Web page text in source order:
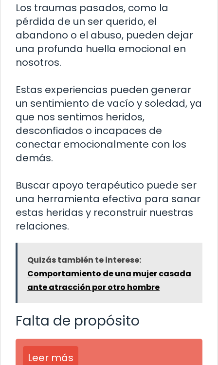
Los traumas pasados, como la
pérdida de un ser querido, el
abandono o el abuso, pueden dejar
una profunda huella emocional en
nosotros.
Estas experiencias pueden generar
un sentimiento de vacío y soledad, ya
que nos sentimos heridos,
desconfiados o incapaces de
conectar emocionalmente con los
demás.
Buscar apoyo terapéutico puede ser
una herramienta efectiva para sanar
estas heridas y reconstruir nuestras
relaciones.
Quizás también te interese:
Comportamiento de una mujer casada
ante atracción por otro hombre
Falta de propósito
Leer más